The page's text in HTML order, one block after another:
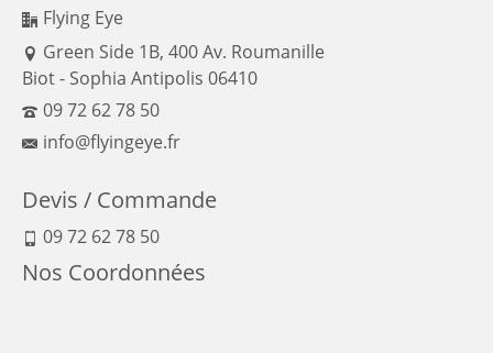
Flying Eye
Green Side 1B, 400 Av. Roumanille
Biot - Sophia Antipolis 06410
09 72 62 78 50
info@flyingeye.fr
Devis / Commande
09 72 62 78 50
Nos Coordonnées